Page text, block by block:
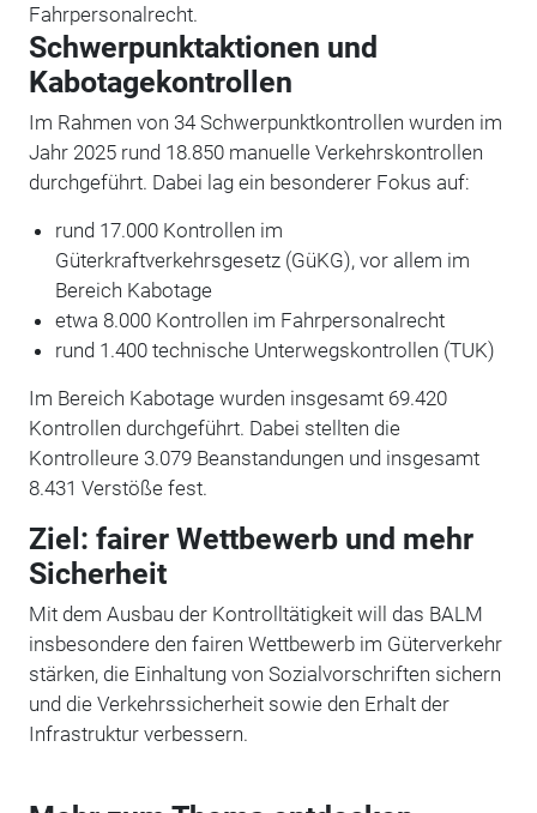
Fahrpersonalrecht.
Schwerpunktaktionen und
Kabotagekontrollen
Im Rahmen von 34 Schwerpunktkontrollen wurden im
Jahr 2025 rund 18.850 manuelle Verkehrskontrollen
durchgeführt. Dabei lag ein besonderer Fokus auf:
rund 17.000 Kontrollen im
Güterkraftverkehrsgesetz (GüKG), vor allem im
Bereich Kabotage
etwa 8.000 Kontrollen im Fahrpersonalrecht
rund 1.400 technische Unterwegskontrollen (TUK)
Im Bereich Kabotage wurden insgesamt 69.420
Kontrollen durchgeführt. Dabei stellten die
Kontrolleure 3.079 Beanstandungen und insgesamt
8.431 Verstöße fest.
Ziel: fairer Wettbewerb und mehr
Sicherheit
Mit dem Ausbau der Kontrolltätigkeit will das BALM
insbesondere den fairen Wettbewerb im Güterverkehr
stärken, die Einhaltung von Sozialvorschriften sichern
und die Verkehrssicherheit sowie den Erhalt der
Infrastruktur verbessern.